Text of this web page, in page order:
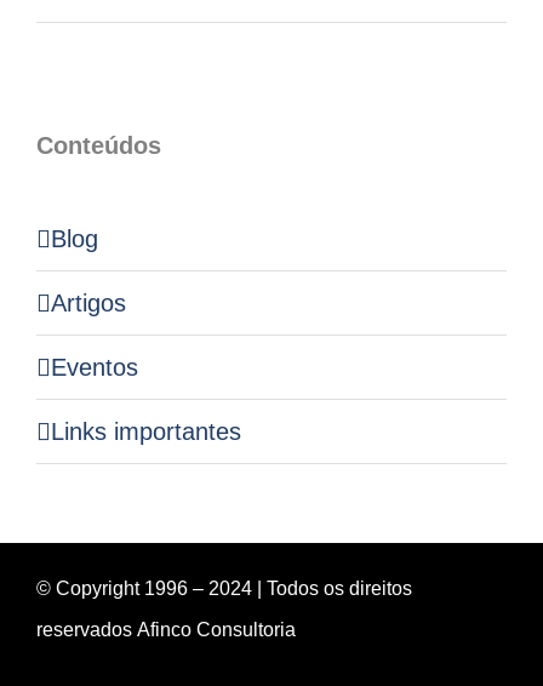
Conteúdos
Blog
Artigos
Eventos
Links importantes
© Copyright 1996 – 2024 | Todos os direitos
reservados Afinco Consultoria